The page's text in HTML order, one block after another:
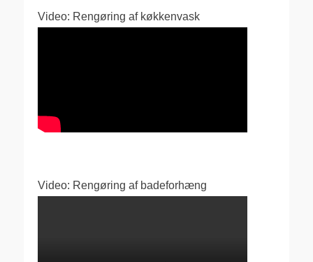
Video: Rengøring af køkkenvask
Video: Rengøring af badeforhæng